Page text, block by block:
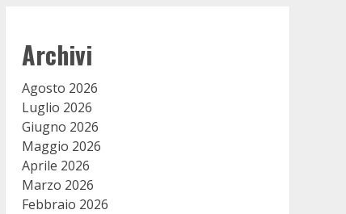
Archivi
Agosto 2026
Luglio 2026
Giugno 2026
Maggio 2026
Aprile 2026
Marzo 2026
Febbraio 2026